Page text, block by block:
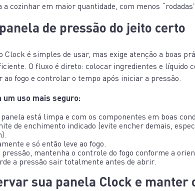
cozinhar em maior quantidade, com menos
de pressão do jeito certo
Clock é simples de usar, mas exige atenção a boas
O fluxo é direto: colocar ingredientes e líquido
fogo e controlar o tempo após iniciar a pressão.
um uso mais seguro:
está limpa e com os componentes em boas
de enchimento indicado (evite encher demais,
e só então leve ao fogo.
mantenha o controle do fogo conforme a
a pressão sair totalmente antes de abrir.
sua panela Clock e manter